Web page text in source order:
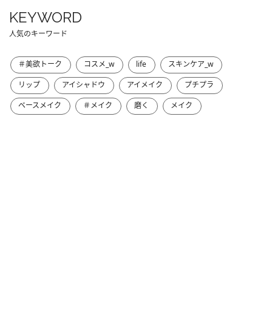
KEYWORD
人気のキーワード
＃美欲トーク コスメ_w life
スキンケア_w
リップ
アイシャドウ アイメイク
プチプラ
ベースメイク
＃メイク 磨く メイク